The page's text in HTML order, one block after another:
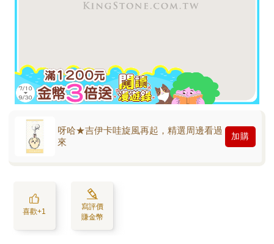
呀哈★吉伊卡哇旋風再起，精選周邊看過
來
加購
喜歡+1
寫評價
賺金幣